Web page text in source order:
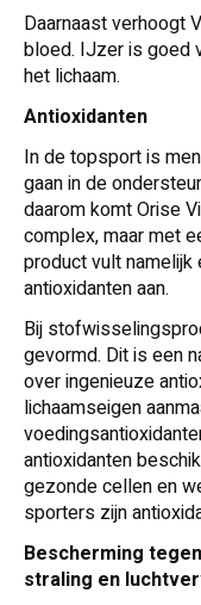
Daarnaast verhoogt
bloed. IJzer is goed
het lichaam.
Antioxidanten
In de topsport is
gaan in de
daarom komt Orise
complex, maar met
product vult
antioxidanten aan.
Bij
gevormd. Dit is een
over ingenieuze
lichaamseigen
antioxidanten
gezonde cellen en
sporters zijn
Bescherming
straling en